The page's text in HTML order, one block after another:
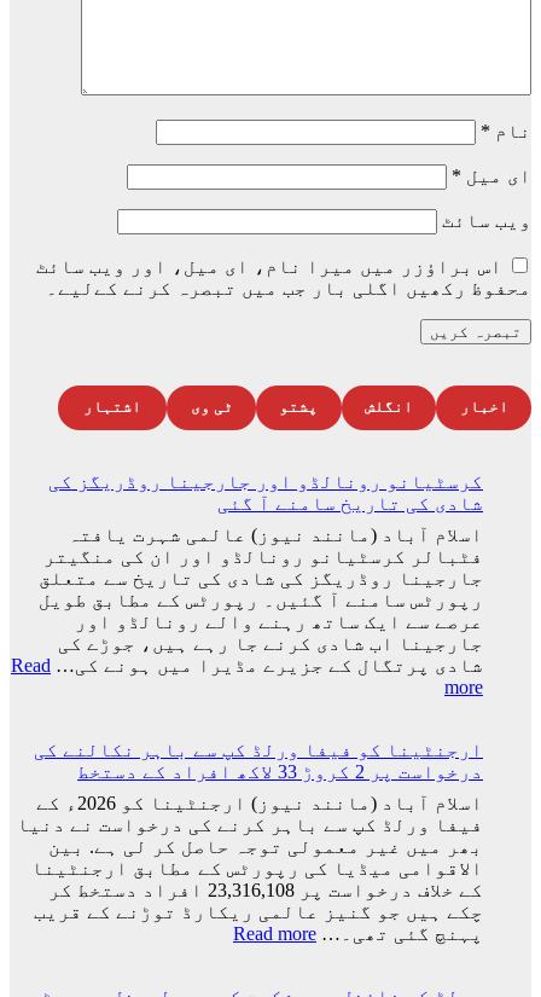
نام *
ای میل *
ویب‌ سائٹ
اس براؤزر میں میرا نام، ای میل، اور ویب سائٹ
محفوظ رکھیں اگلی بار جب میں تبصرہ کرنے کےلیے۔
اخبار انگلش پشتو ٹی وی اشتہار
کرسٹیانو رونالڈو اور جارجینا روڈریگز کی
شادی کی تاریخ سامنے آ گئی
اسلام آباد (مانند نیوز) عالمی شہرت یافتہ
فٹبالر کرسٹیانو رونالڈو اور ان کی منگیتر
جارجینا روڈریگز کی شادی کی تاریخ سے متعلق
رپورٹس سامنے آ گئیں۔ رپورٹس کے مطابق طویل
عرصے سے ایک ساتھ رہنے والے رونالڈو اور
جارجینا اب شادی کرنے جا رہے ہیں، جوڑے کی
شادی پرتگال کے جزیرے مڈیرا میں ہونے کی… Read
more
:
اور
جارجینا
روڈریگز
کی
شادی
کی
تاریخ
سامنے
آ
گئی
ارجنٹینا کو فیفا ورلڈ کپ سے باہر نکالنے کی
درخواست پر 2 کروڑ 33 لاکھ افراد کے دستخط
اسلام آباد (مانند نیوز) ارجنٹینا کو 2026ء کے
فیفا ورلڈ کپ سے باہر کرنے کی درخواست نے دنیا
بھر میں غیر معمولی توجہ حاصل کر لی ہے. بین
الاقوامی میڈیا کی رپورٹس کے مطابق ارجنٹینا
کے خلاف درخواست پر 23,316,108 افراد دستخط کر
چکے ہیں جو گنیز عالمی ریکارڈ توڑنے کے قریب
پہنچ گئی تھی۔… Read more
: